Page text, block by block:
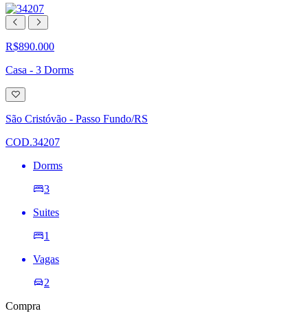
R$890.000
Casa - 3 Dorms
Adicionar
à
lista
de
São Cristóvão - Passo Fundo/RS
COD.34207
Dorms
3
Suites
1
Vagas
2
Compra